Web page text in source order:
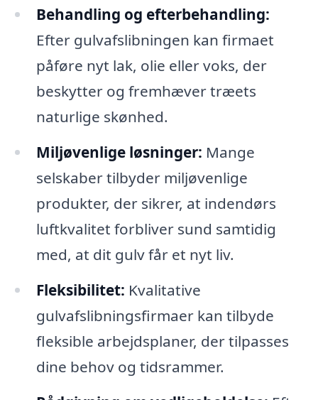
Behandling og efterbehandling:
Efter gulvafslibningen kan firmaet
påføre nyt lak, olie eller voks, der
beskytter og fremhæver træets
naturlige skønhed.
Miljøvenlige løsninger: Mange
selskaber tilbyder miljøvenlige
produkter, der sikrer, at indendørs
luftkvalitet forbliver sund samtidig
med, at dit gulv får et nyt liv.
Fleksibilitet: Kvalitative
gulvafslibningsfirmaer kan tilbyde
fleksible arbejdsplaner, der tilpasses
dine behov og tidsrammer.